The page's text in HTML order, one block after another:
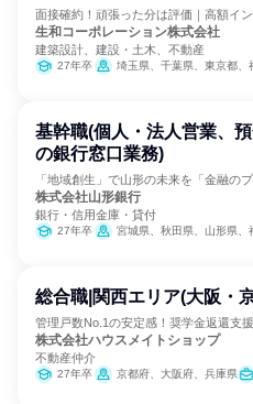
面接確約！頑張った分は評価｜高額イ
生和コーポレーション株式会社
建築設計、建設・土木、不動産
27年卒 埼玉県、千葉県、東京都、神奈川
基幹職(個人・法人営業、
の銀行窓口業務)
「地域創生」で山形の未来を「金融の
株式会社山形銀行
銀行・信用金庫・貸付
27年卒 宮城県、秋田県、山形県、福島県、栃木県、埼玉県、東
総合職|関西エリア(大阪・
管理戸数No.1の安定感！奨学金返還支
株式会社ハウスメイトショップ
不動産仲介
27年卒 京都府、大阪府、兵庫県